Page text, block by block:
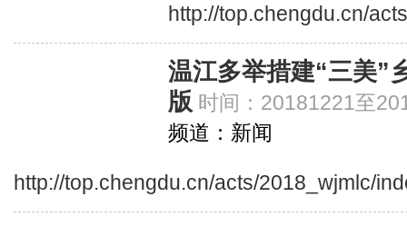
http://top.chengdu.cn/
温江多举措建“三美”
版 时间：20181221至
频道：新闻
http://top.chengdu.cn/acts/2018_wjmlc/